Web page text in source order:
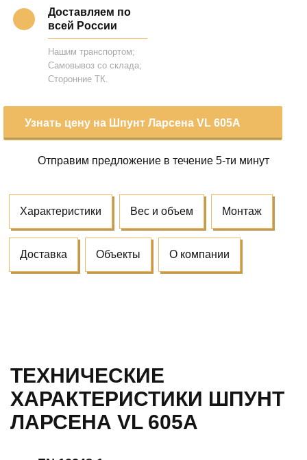
Доставляем по
всей России
Нашим транспортом;
Самовывоз со склада;
Сторонние ТК.
Узнать цену на Шпунт Ларсена VL 605A
Отправим предложение в течение 5-ти минут
Характеристики Вес и объем Монтаж
Доставка Объекты О компании
ТЕХНИЧЕСКИЕ
ХАРАКТЕРИСТИКИ ШПУНТ
ЛАРСЕНА VL 605A